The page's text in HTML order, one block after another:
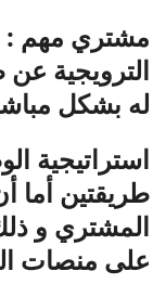
مشتري مهم
الترويجية عن
له بشكل
استراتيجية
طريقتين أما
المشتري و
على منصات